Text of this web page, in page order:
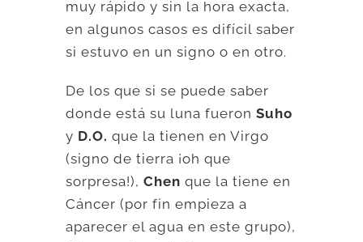
muy rápido y sin la hora exacta,
en algunos casos es difícil saber
si estuvo en un signo o en otro.
De los que si se puede saber
donde está su luna fueronSuho
y D.O. que la tienen en Virgo
(signo de tierra ¡oh que
sorpresa!),Chen que la tiene en
Cáncer (por fin empieza a
aparecer el agua en este grupo),